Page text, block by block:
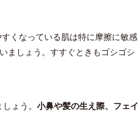
くなっている肌は特に摩擦に敏感
ましょう。すすぐときもゴシゴシ
ょう。 小鼻や髪の生え際、フェイ